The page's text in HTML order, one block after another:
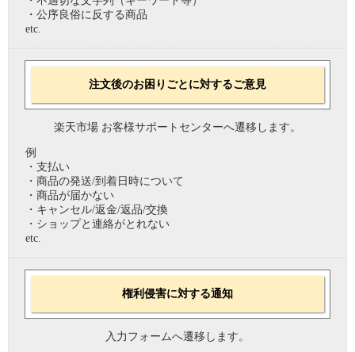
・公序良俗に反する商品
etc.
注文後のお困りごとに対するご意見
楽天市場 お客様サポートセンターへ遷移します。
例
・支払い
・商品の発送/到着日時について
・商品が届かない
・キャンセル/返金/返品/交換
・ショップと連絡がとれない
etc.
権利侵害に対する通知
入力フォームへ遷移します。